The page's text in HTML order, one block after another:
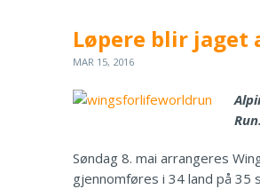
Løpere blir jaget
MAR 15, 2016
Run.
Søndag 8. mai arrangeres
gjennomføres i 34 land på